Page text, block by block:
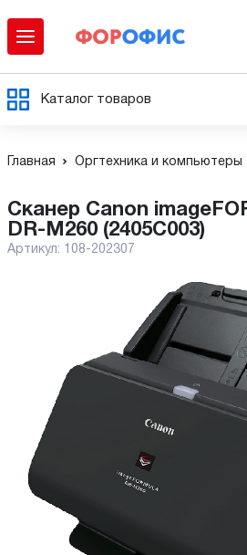
Каталог товаров
Главная Оргтехника и компьютеры
Сканер Canon imageFORMULA
DR-M260 (2405C003)
Артикул: 108-202307